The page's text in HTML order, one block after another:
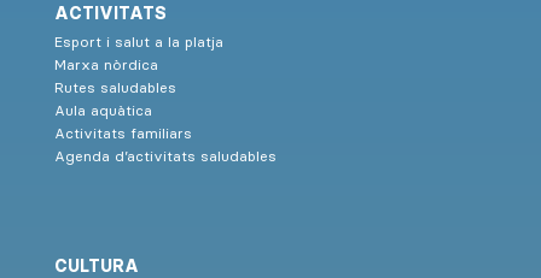
ACTIVITATS
Esport i salut a la platja
Marxa nòrdica
Rutes saludables
Aula aquàtica
Activitats familiars
Agenda d’activitats saludables
CULTURA